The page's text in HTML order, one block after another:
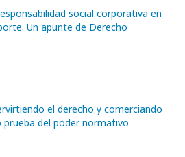
social corporativa en
Un apunte de Derecho
el derecho y comerciando
del poder normativo